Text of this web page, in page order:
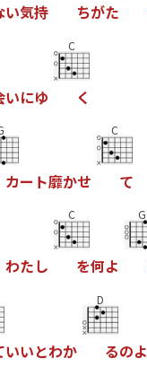
い気持 ちがた
いにゆ
C
く
カー ト靡かせ
C
て
わたし
C
を何よ
G
いいとわか
D
るのよ